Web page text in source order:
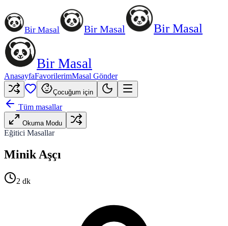
Bir Masal Bir Masal Bir Masal
Bir Masal
AnasayfaFavorilerimMasal Gönder
Çocuğum için
Tüm masallar
Okuma Modu
Eğitici Masallar
Minik Aşçı
2 dk